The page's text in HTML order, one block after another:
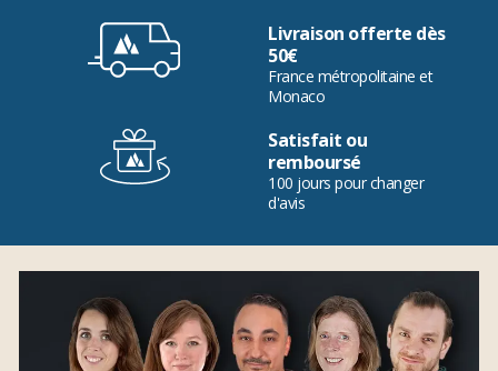
Livraison offerte dès
50€
France métropolitaine et
Monaco
Satisfait ou
remboursé
100 jours pour changer
d'avis